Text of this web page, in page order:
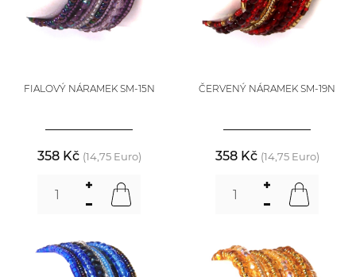
FIALOVÝ NÁRAMEK SM-15N
358 Kč (14,75 Euro)
ČERVENÝ NÁRAMEK SM-19N
358 Kč (14,75 Euro)